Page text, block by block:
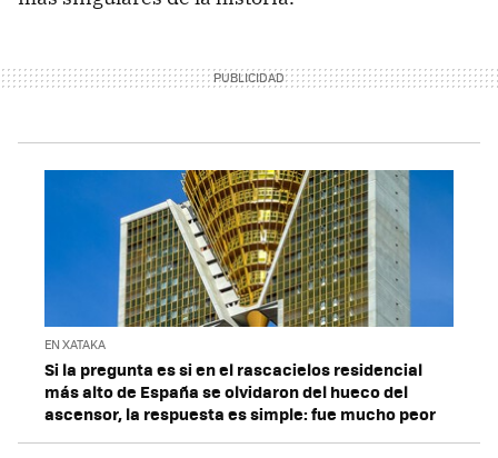
EN XATAKA
Si la pregunta es si en el rascacielos residencial
más alto de España se olvidaron del hueco del
ascensor, la respuesta es simple: fue mucho peor